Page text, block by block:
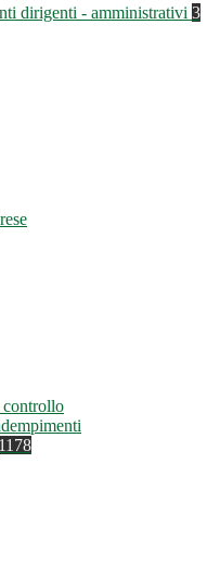
dirigenti - amministrativi 3
1178